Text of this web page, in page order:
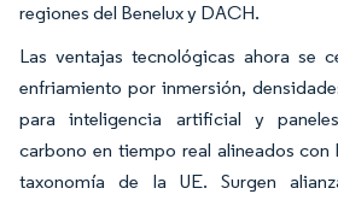
regiones del Benelux y DACH.
Las ventajas tecnológicas ahora se
enfriamiento por inmersión,
para inteligencia artificial y
carbono en tiempo real alineados con
taxonomía de la UE. Surgen